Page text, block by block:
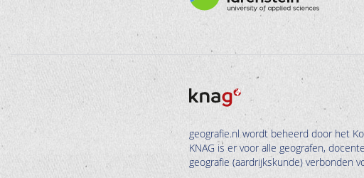
geografie.nl wordt beheerd door het
KNAG is er voor alle geografen,
geografie (aardrijkskunde) verbonden